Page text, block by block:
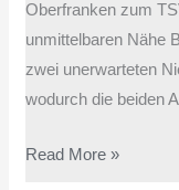
Oberfranken zum
unmittelbaren Nähe
zwei unerwarteten
wodurch die beiden
Read More »